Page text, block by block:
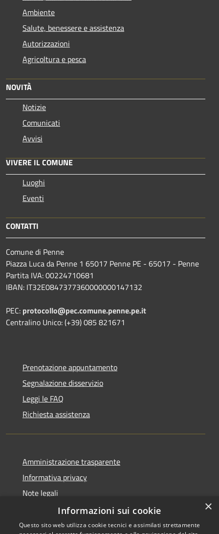
Ambiente
Salute, benessere e assistenza
Autorizzazioni
Agricoltura e pesca
NOVITÀ
Notizie
Comunicati
Avvisi
VIVERE IL COMUNE
Luoghi
Eventi
CONTATTI
Comune di Penne
Piazza Luca da Penne 1 65017 Penne PE - 65017 - Penne
Partita IVA: 00224710681
IBAN: IT32E0847377360000000147132
PEC: protocollo@pec.comune.penne.pe.it
Centralino Unico: (+39) 085 821671
Prenotazione appuntamento
Segnalazione disservizio
Leggi le FAQ
Richiesta assistenza
Amministrazione trasparente
Informativa privacy
Note legali
Dichiarazione di accessibilità
×
Informazioni sui cookie
Questo sito web utilizza cookie tecnici e assimilati strettamente